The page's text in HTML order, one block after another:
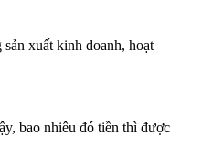
xuất kinh doanh, hoạt
bao nhiêu đó tiền thì được